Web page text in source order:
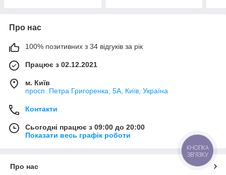
Про нас
100% позитивних з 34 відгуків за рік
Працює з 02.12.2021
м. Київ
просп. Петра Григоренка, 5А, Київ, Україна
Контакти
Сьогодні працює з 09:00 до 20:00
Показати весь графік роботи
Про нас
КНОПКА
ЗВ'ЯЗКУ